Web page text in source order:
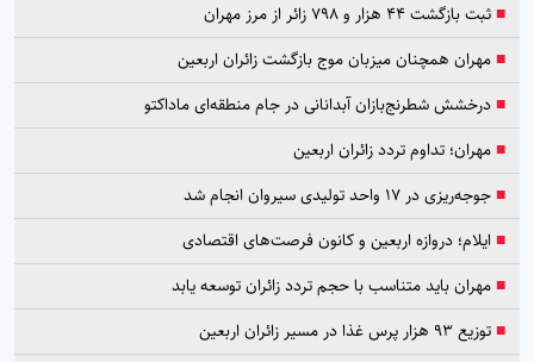
■ثبت بازگشت ۴۴ هزار و ۷۹۸ زائر از مرز مهران
■مهران همچنان میزبان موج بازگشت زائران اربعین
■درخشش شطرنج‌بازان آبدانانی در جام منطقه‌ای ماداکتو
■مهران؛ تداوم تردد زائران اربعین
■جوجه‌ریزی در ۱۷ واحد تولیدی سیروان انجام شد
■ ایلام؛ دروازه اربعین و کانون فرصت‌های اقتصادی
■مهران باید متناسب با حجم تردد زائران توسعه یابد
■توزیع ۹۳ هزار پرس غذا در مسیر زائران اربعین